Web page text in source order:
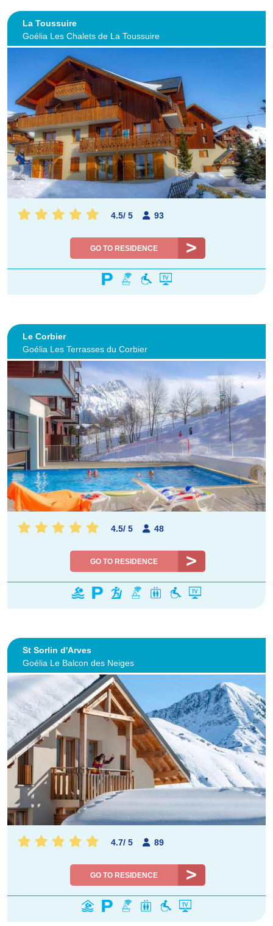
La Toussuire
Goélia Les Chalets de La Toussuire
4.5/ 5 93
GO TO RESIDENCE
Le Corbier
Goélia Les Terrasses du Corbier
4.5/ 5 48
GO TO RESIDENCE
St Sorlin d'Arves
Goélia Le Balcon des Neiges
4.7/ 5 89
GO TO RESIDENCE